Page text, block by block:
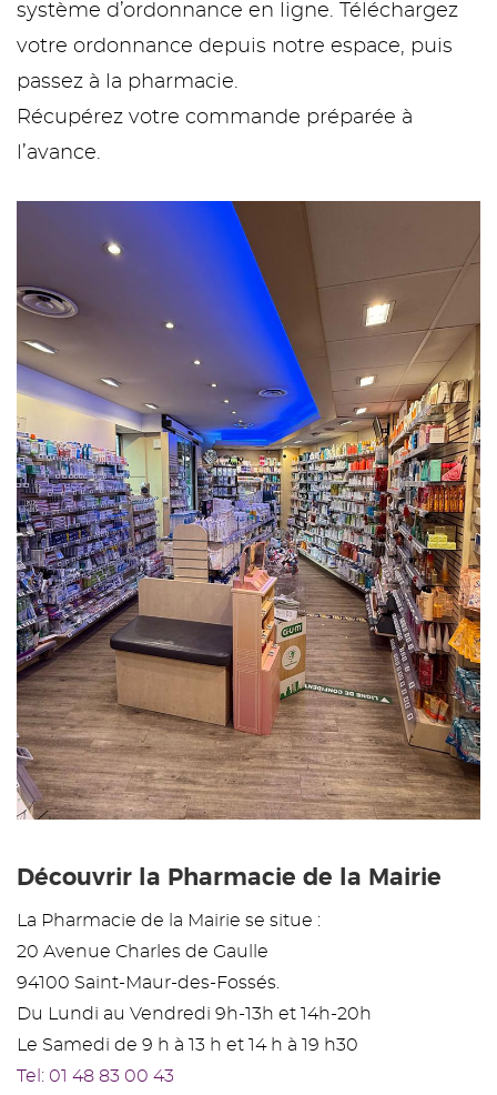
système d’ordonnance en ligne. Téléchargez
votre ordonnance depuis notre espace, puis
passez à la pharmacie.
Récupérez votre commande préparée à
l’avance.
Découvrir la Pharmacie de la Mairie
La Pharmacie de la Mairie se situe :
20 Avenue Charles de Gaulle
94100 Saint-Maur-des-Fossés.
Du Lundi au Vendredi 9h-13h et 14h-20h
Le Samedi de 9 h à 13 h et 14 h à 19 h30
Tel: 01 48 83 00 43